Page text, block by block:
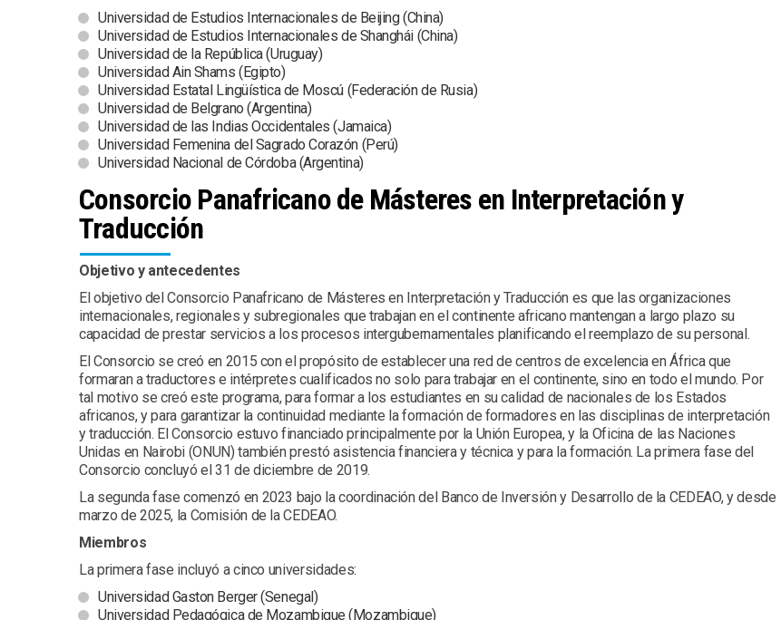
Universidad de Estudios Internacionales de Beijing (China)
Universidad de Estudios Internacionales de Shanghái (China)
Universidad de la República (Uruguay)
Universidad Ain Shams (Egipto)
Universidad Estatal Lingüística de Moscú (Federación de Rusia)
Universidad de Belgrano (Argentina)
Universidad de las Indias Occidentales (Jamaica)
Universidad Femenina del Sagrado Corazón (Perú)
Universidad Nacional de Córdoba (Argentina)
Consorcio Panafricano de Másteres en Interpretación y
Traducción
Objetivo y antecedentes
El objetivo del Consorcio Panafricano de Másteres en Interpretación y Traducción es que las organizaciones
internacionales, regionales y subregionales que trabajan en el continente africano mantengan a largo plazo su
capacidad de prestar servicios a los procesos intergubernamentales planificando el reemplazo de su personal.
El Consorcio se creó en 2015 con el propósito de establecer una red de centros de excelencia en África que
formaran a traductores e intérpretes cualificados no solo para trabajar en el continente, sino en todo el mundo. Por
tal motivo se creó este programa, para formar a los estudiantes en su calidad de nacionales de los Estados
africanos, y para garantizar la continuidad mediante la formación de formadores en las disciplinas de interpretación
y traducción. El Consorcio estuvo financiado principalmente por la Unión Europea, y la Oficina de las Naciones
Unidas en Nairobi (ONUN) también prestó asistencia financiera y técnica y para la formación. La primera fase del
Consorcio concluyó el 31 de diciembre de 2019.
La segunda fase comenzó en 2023 bajo la coordinación del Banco de Inversión y Desarrollo de la CEDEAO, y desde
marzo de 2025, la Comisión de la CEDEAO.
Miembros
La primera fase incluyó a cinco universidades:
Universidad Gaston Berger (Senegal)
Universidad Pedagógica de Mozambique (Mozambique)